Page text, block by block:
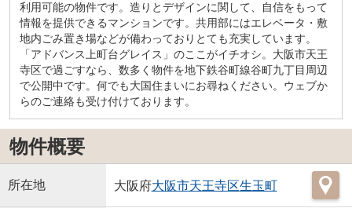
利用可能の物件です。造りとデザインに関して、自信をもって
情報を提供できるマンションです。共用部にはエレベータ・敷
地内ごみ置き場などが備わっておりとても充実しています。
「アドバンス上町台グレイス」のここがイチオシ。大阪市天王
寺区で過ごすなら、数多く物件を地下鉄谷町線谷町九丁目周辺
で公開中です。何でも大国住まいにお尋ねください。ウェブか
らのご連絡も受け付けております。
物件概要
所在地 大阪府大阪市天王寺区生玉町